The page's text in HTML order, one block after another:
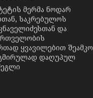
მერმა ნოდარ
საკრებულოს
და
ყვავილებით შეამკო
დაღუპულ